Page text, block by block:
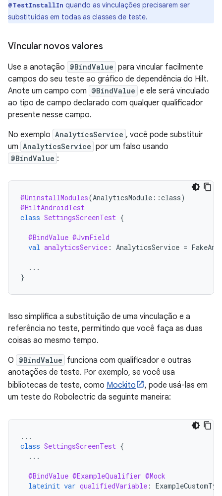
@TestInstallIn quando as vinculações precisarem ser
substituídas em todas as classes de teste.
Vincular novos valores
Use a anotação @BindValue para vincular facilmente
campos do seu teste ao gráfico de dependência do Hilt.
Anote um campo com @BindValue e ele será vinculado
ao tipo de campo declarado com qualquer qualificador
presente nesse campo.
No exemplo AnalyticsService , você pode substituir
um AnalyticsService por um falso usando
@BindValue :
@UninstallModules(AnalyticsModule ::class)
@HiltAndroidTest
class SettingsScreenTest {
@BindValue @JvmField
val analyticsService : AnalyticsService =
...
}
Isso simplifica a substituição de uma vinculação e a
referência no teste, permitindo que você faça as duas
coisas ao mesmo tempo.
O @BindValue funciona com qualificador e outras
anotações de teste. Por exemplo, se você usa
bibliotecas de teste, como Mockito
, pode usá-las em
um teste do Robolectric da seguinte maneira:
...
class SettingsScreenTest {
...
@BindValue @ExampleQualifier @Mock
lateinit var qualifiedVariable :